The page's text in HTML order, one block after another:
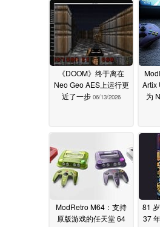
《DOOM》终于离在
Neo Geo AES上运行更
近了一步 06/13/2026
Artix
为
ModRetro M64：支持
原版游戏的任天堂 64
81
37